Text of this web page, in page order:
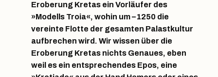
Eroberung Kretas ein Vorläufer des
»Modells Troia«, wohin um –1250 die
vereinte Flotte der gesamten Palastkultur
aufbrechen wird. Wir wissen über die
Eroberung Kretas nichts Genaues, eben
weil es ein entsprechendes Epos, eine